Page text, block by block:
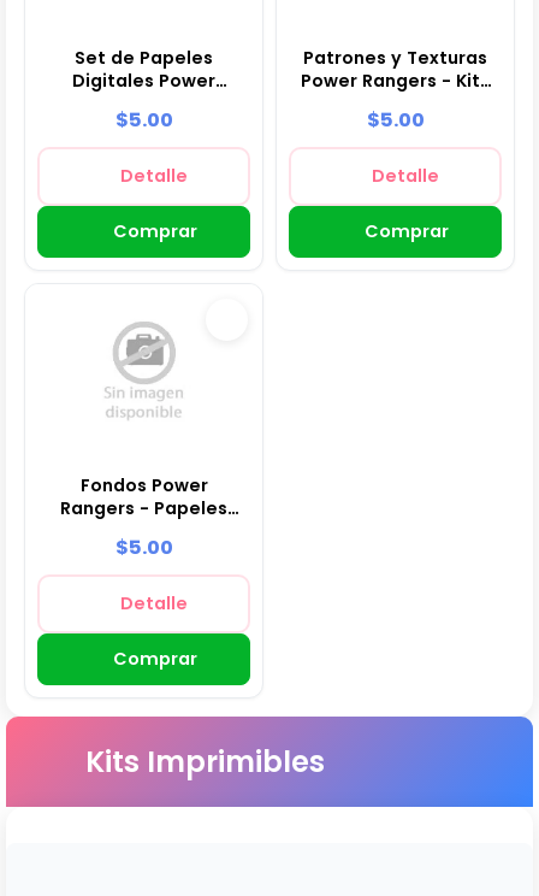
Set de Papeles
Digitales Power
para Fiestas y
Scrapbooking
$5.00
Detalle
Comprar
Patrones y Texturas
Power Rangers - Kits
Fiestas
$5.00
Detalle
Comprar
Fondos Power
Rangers - Papeles
Decoración
$5.00
Detalle
Comprar
Kits Imprimibles